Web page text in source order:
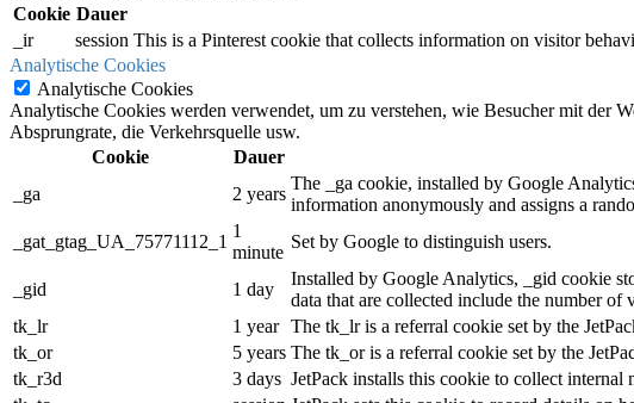
Cookie Dauer
_ir
session This is a Pinterest cookie that collects information on visitor
Analytische Cookies
Analytische Cookies
Analytische Cookies werden verwendet, um zu verstehen, wie Besucher mit der
Absprungrate, die Verkehrsquelle usw.
Cookie
Dauer
_ga
2 years
The _ga cookie, installed by Google
information anonymously and assigns a
_gat_gtag_UA_75771112_1
1
minute
Set by Google to distinguish users.
_gid 1 day
Installed by Google Analytics, _gid cookie
data that are collected include the number of
tk_lr
1 year The tk_lr is a referral cookie set by the
tk_or
5 years The tk_or is a referral cookie set by the
tk_r3d
3 days JetPack installs this cookie to collect